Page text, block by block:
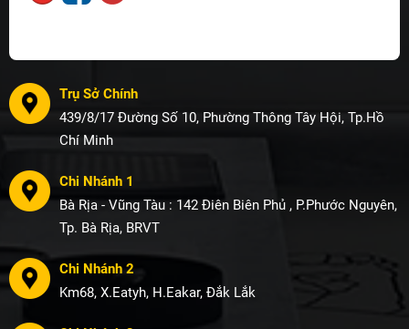
Trụ Sở Chính
439/8/17 Đường Số 10, Phường Thông Tây Hội, Tp.Hồ
Chí Minh
Chi Nhánh 1
Bà Rịa - Vũng Tàu : 142 Điên Biên Phủ , P.Phước Nguyên,
Tp. Bà Rịa, BRVT
Chi Nhánh 2
Km68, X.Eatyh, H.Eakar, Đắk Lắk